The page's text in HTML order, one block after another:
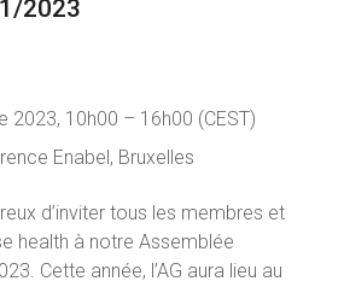
2023
2023, 10h00 – 16h00 (CEST)
Enabel, Bruxelles
d’inviter tous les membres et
health à notre Assemblée
Cette année, l’AG aura lieu au